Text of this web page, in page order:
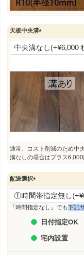
天板中央溝
(
必
通常、コスト削減のため中
溝なしの場合はプラス6,000
配送選択
(
必
須
「時間指定なし」でも下記
日付指定OK
宅内設置